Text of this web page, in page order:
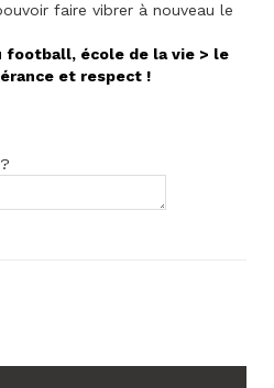
faire vibrer à nouveau le
football, école de la vie > le
et respect !